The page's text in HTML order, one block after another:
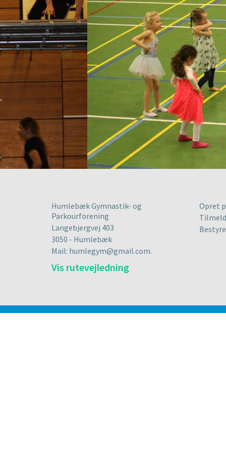
Humlebæk Gymnastik- og
Parkourforening
Langebjergvej 403
3050 - Humlebæk
Mail: humlegym@gmail.com.
Vis rutevejledning
Opret